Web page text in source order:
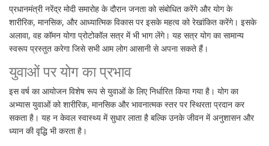
प्रधानमंत्री नरेंद्र मोदी समारोह के दौरान जनता को संबोधित करेंगे और योग के
शारीरिक, मानसिक, और आध्यात्मिक विकास पर इसके महत्व को रेखांकित करेंगे। इसके
अलावा, वह कॉमन योगा प्रोटोकॉल सत्र में भी भाग लेंगे। यह सत्र योग का सामान्य
स्वरूप प्रस्तुत करेगा जिसे सभी आम लोग आसानी से अपना सकते हैं।
युवाओं पर योग का प्रभाव
इस वर्ष का आयोजन विशेष रूप से युवाओं के लिए निर्धारित किया गया है। योग का
अभ्यास युवाओं को शारीरिक, मानसिक और भावनात्मक स्तर पर स्थिरता प्रदान कर
सकता है। यह न केवल स्वास्थ्य में सुधार लाता है बल्कि उनके जीवन में अनुशासन और
ध्यान की वृद्धि भी करता है।